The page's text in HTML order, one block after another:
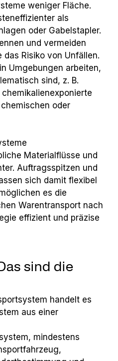
weniger Fläche.
als
oder Gabelstapler.
und vermeiden
das Risiko von Unfällen.
Umgebungen arbeiten,
sind, z. B.
oder
Materialflüsse und
Auftragsspitzen und
sich damit flexibel
es die
Warentransport nach
effizient und präzise
sind die
handelt es
aus einer
mindestens